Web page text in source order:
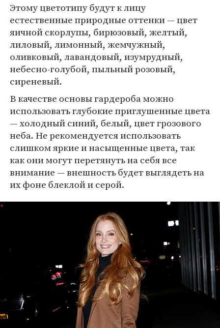
Этому цветотипу будут к лицу
естественные природные оттенки — цвет
яичной скорлупы, бирюзовый, желтый,
лиловый, лимонный, жемчужный,
оливковый, лавандовый, изумрудный,
небесно-голубой, пыльный розовый,
сиреневый.
В качестве основы гардероба можно
использовать глубокие приглушенные цвета
— холодный синий, белый, цвет грозового
неба. Не рекомендуется использовать
слишком яркие и насыщенные цвета, так
как они могут перетянуть на себя все
внимание — внешность будет выглядеть на
их фоне блеклой и серой.